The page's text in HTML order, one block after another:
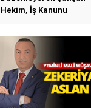
Hekim, İş Kanunu
Hükümlerinden